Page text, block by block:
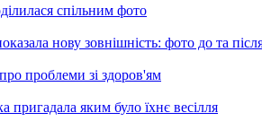
спільним фото
нову зовнішність: фото до та
проблеми зі здоров'ям
пригадала яким було їхнє весілля